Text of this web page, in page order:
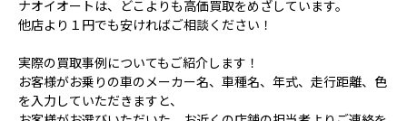
ナオイオートは、どこよりも高価買取をめざしています。
他店より１円でも安ければご相談ください！
実際の買取事例についてもご紹介します！
お客様がお乗りの車のメーカー名、車種名、年式、走行距離、色
を入力していただきますと、